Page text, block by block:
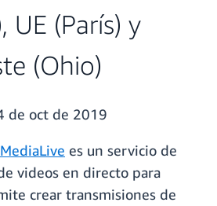
UE (París) y
(Ohio)
de oct de 2019
es un servicio de
videos en directo para
crear transmisiones de